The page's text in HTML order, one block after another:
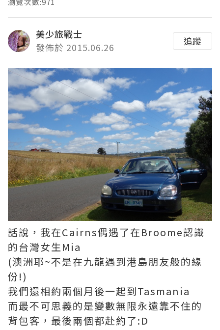
美少旅戰士
發佈於 2015.06.26
追蹤
話說，我在Cairns偶遇了在Broome認識
的台灣女生Mia
(澳洲耶~不是在九龍遇到港島朋友般的緣
份!)
我們還相約兩個月後一起到Tasmania
而最不可思義的是變數無限永遠靠不住的
背包客，最後兩個都赴約了:D